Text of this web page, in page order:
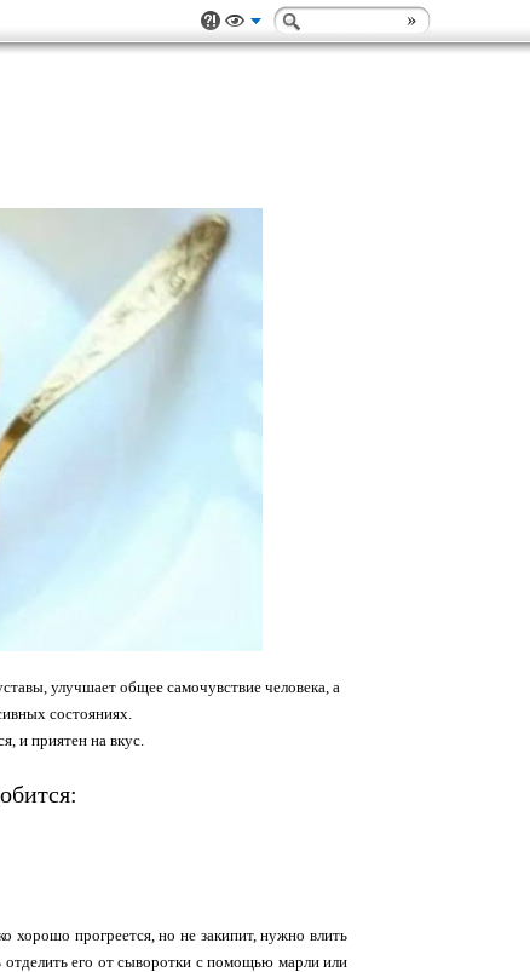
улучшает общее самочувствие человека, а
состояниях.
и приятен на вкус.
хорошо прогреется, но не закипит, нужно влить
отделить его от сыворотки с помощью марли или